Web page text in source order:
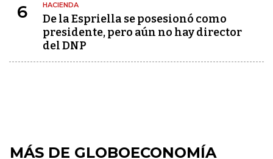
6 HACIENDA
De la Espriella se posesionó como
presidente, pero aún no hay director
del DNP
MÁS DE GLOBOECONOMÍA